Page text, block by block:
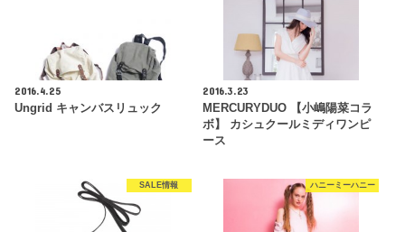
2016.4.25
Ungrid キャンバスリュック
2016.3.23
MERCURYDUO 【小嶋陽菜コラ
ボ】 カシュクールミディワンピ
ース
SALE情報 ハニーミーハニー